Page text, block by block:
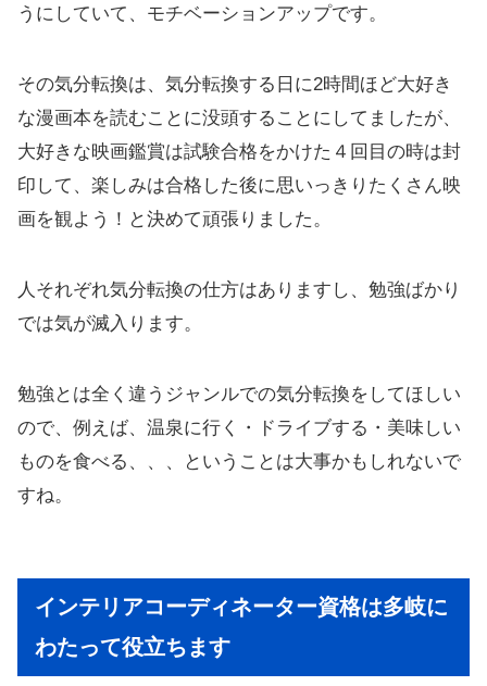
うにしていて、モチベーションアップです。
その気分転換は、気分転換する日に2時間ほど大好き
な漫画本を読むことに没頭することにしてましたが、
大好きな映画鑑賞は試験合格をかけた４回目の時は封
印して、楽しみは合格した後に思いっきりたくさん映
画を観よう！と決めて頑張りました。
人それぞれ気分転換の仕方はありますし、勉強ばかり
では気が滅入ります。
勉強とは全く違うジャンルでの気分転換をしてほしい
ので、例えば、温泉に行く・ドライブする・美味しい
ものを食べる、、、ということは大事かもしれないで
すね。
インテリアコーディネーター資格は多岐に
わたって役立ちます